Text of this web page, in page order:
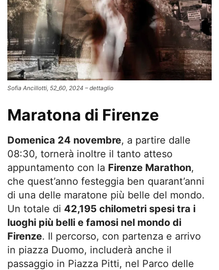
Sofia Ancillotti, 52_60, 2024 – dettaglio
Maratona di Firenze
Domenica 24 novembre, a partire dalle
08:30, tornerà inoltre il tanto atteso
appuntamento con la Firenze Marathon,
che quest’anno festeggia ben quarant’anni
di una delle maratone più belle del mondo.
Un totale di 42,195 chilometri spesi tra i
luoghi più belli e famosi nel mondo di
Firenze. Il percorso, con partenza e arrivo
in piazza Duomo, includerà anche il
passaggio in Piazza Pitti, nel Parco delle